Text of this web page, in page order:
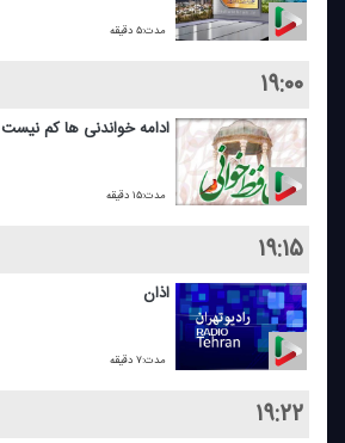
مدت:۵ دقیقه
۱۹:۰۰
ادامه خواندنی ها كم نیست
مدت:۱۵ دقیقه
۱۹:۱۵
اذان
مدت:۷ دقیقه
۱۹:۲۲